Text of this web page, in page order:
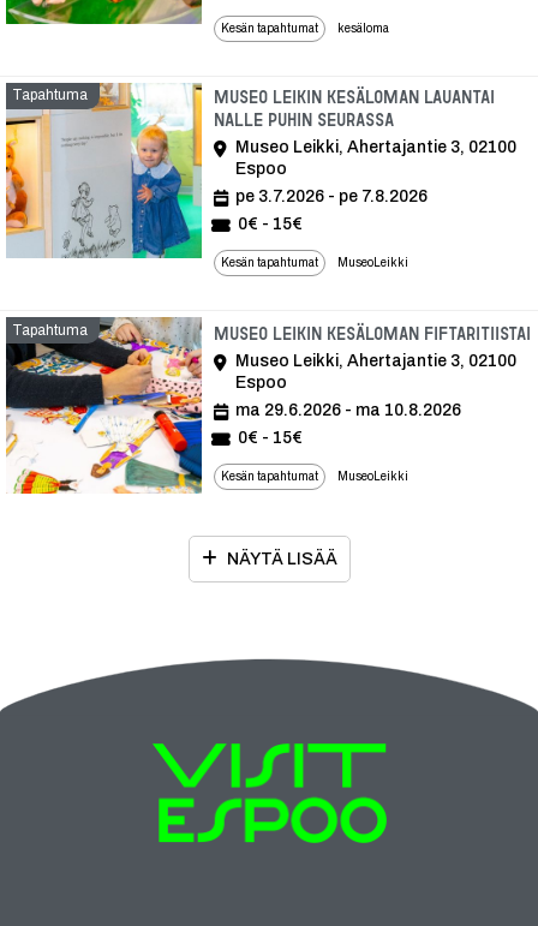
Kesän tapahtumat kesäloma
Tapahtuma
Museo Leikin kesäloman Lauantai
Nalle Puhin seurassa
Museo Leikki, Ahertajantie 3, 02100
Espoo
pe 3.7.2026 - pe 7.8.2026
0€ - 15€
Kesän tapahtumat MuseoLeikki
Tapahtuma Museo Leikin kesäloman Fiftaritiistai
Museo Leikki, Ahertajantie 3, 02100
Espoo
ma 29.6.2026 - ma 10.8.2026
0€ - 15€
Kesän tapahtumat MuseoLeikki
NÄYTÄ LISÄÄ